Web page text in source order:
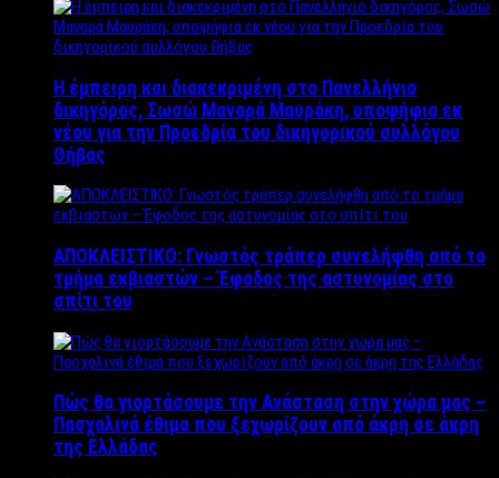
Η έμπειρη και διακεκριμένη στο Πανελλήνιο
δικηγόρος, Σωσώ Μαναρά Μαυράκη, υποψήφια εκ
νέου για την Προεδρία του δικηγορικού συλλόγου
Θήβας
ΑΠΟΚΛΕΙΣΤΙΚΟ: Γνωστός τράπερ συνελήφθη από το
τμήμα εκβιαστών – Έφοδος της αστυνομίας στο
σπίτι του
Πώς θα γιορτάσουμε την Ανάσταση στην χώρα μας –
Πασχαλινά έθιμα που ξεχωρίζουν από άκρη σε άκρη
της Ελλάδας